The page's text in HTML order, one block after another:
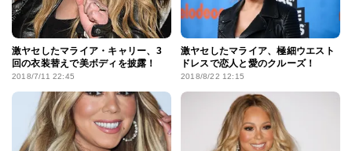
激ヤセしたマライア・キャリー、3
回の衣装替えで美ボディを披露！
2018/7/11 22:45
激ヤセしたマライア、極細ウエスト
ドレスで恋人と愛のクルーズ！
2018/8/22 12:15